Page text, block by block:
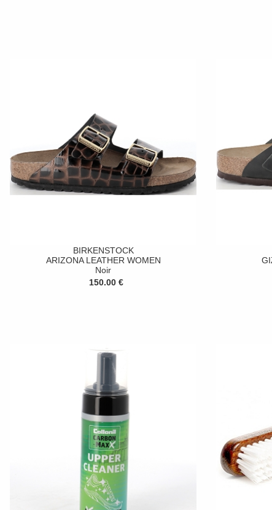
BIRKENSTOCK
ARIZONA LEATHER WOMEN
Noir
150.00 €